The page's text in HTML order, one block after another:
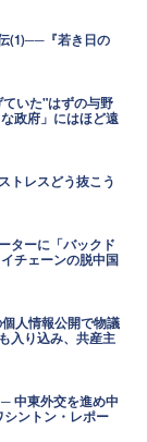
(1)──『若き日の
いた"はずの与野
政府」にはほど遠
トレスどう抜こう
ターに「バックド
チェーンの脱中国
人情報公開で物議
入り込み、共産主
中東外交を進め中
ントン・レポー